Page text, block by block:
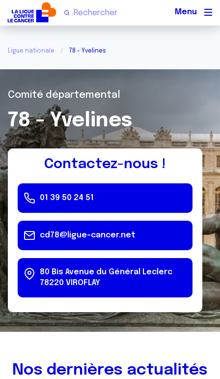
Ligue nationale 78 - Yvelines
Comité départemental
78 - Yvelines
Contactez-nous !
01 39 50 24 51
cd78@ligue-cancer.net
80 Bis Avenue du Général Leclerc
78220 VIROFLAY
Nos dernières actualités